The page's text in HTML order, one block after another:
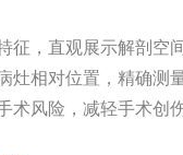
征，直观展示解剖空
灶相对位置，精确测
术风险，减轻手术创